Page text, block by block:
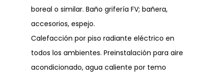
boreal o similar. Baño grifería FV; bañera,
accesorios, espejo.
Calefacción por piso radiante eléctrico en
todos los ambientes. Preinstalación para aire
acondicionado, agua caliente por temo